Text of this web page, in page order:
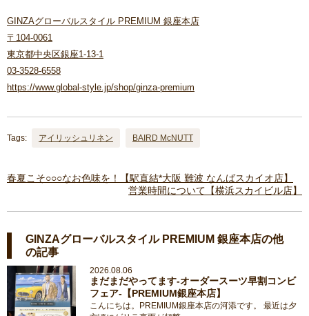
GINZAグローバルスタイル PREMIUM 銀座本店
〒104-0061
東京都中央区銀座1-13-1
03-3528-6558
https://www.global-style.jp/shop/ginza-premium
Tags: アイリッシュリネン BAIRD McNUTT
春夏こそ○○○なお色味を！【駅直結*大阪 難波 なんばスカイオ店】
営業時間について【横浜スカイビル店】
GINZAグローバルスタイル PREMIUM 銀座本店の他
の記事
2026.08.06
まだまだやってます‐オーダースーツ早割コンビ
フェア‐【PREMIUM銀座本店】
こんにちは。PREMIUM銀座本店の河添です。 最近は夕